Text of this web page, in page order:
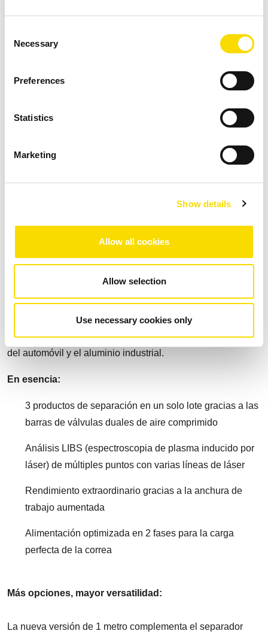
Selection
Necessary
Preferences
Statistics
Marketing
Show details
Allow all cookies
Allow selection
Use necessary cookies only
productos separados en un mismo proceso: dos fracciones
de eyección positiva y una fracción de caída. Esto permite
la separación precisa de aleaciones de las series 5xxx y
6xxx o de mezclas individualizadas de diferentes grados
para satisfacer las necesidades concretas de los sectores
del automóvil y el aluminio industrial.
En esencia:
3 productos de separación en un solo lote gracias a las
barras de válvulas duales de aire comprimido
Análisis LIBS (espectroscopia de plasma inducido por
láser) de múltiples puntos con varias líneas de láser
Rendimiento extraordinario gracias a la anchura de
trabajo aumentada
Alimentación optimizada en 2 fases para la carga
perfecta de la correa
Más opciones, mayor versatilidad:
La nueva versión de 1 metro complementa el separador